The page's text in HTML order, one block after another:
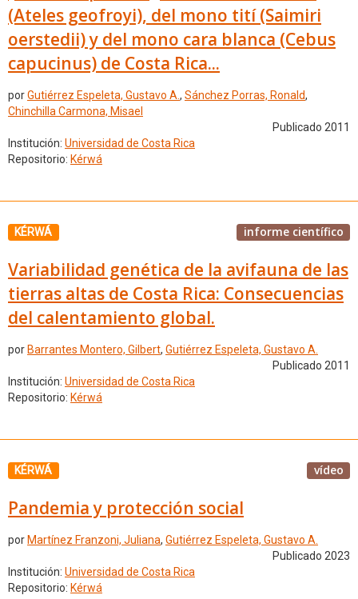
(Ateles geofroyi), del mono tití (Saimiri
oerstedii) y del mono cara blanca (Cebus
capucinus) de Costa Rica...
porGutiérrez Espeleta, Gustavo A., Sánchez Porras, Ronald,
Chinchilla Carmona, Misael
Publicado 2011
Institución: Universidad de Costa Rica
Repositorio: Kérwá
KÉRWÁ informe científico
Variabilidad genética de la avifauna de las
tierras altas de Costa Rica: Consecuencias
del calentamiento global.
por Barrantes Montero, Gilbert, Gutiérrez Espeleta, Gustavo A.
Publicado 2011
Institución: Universidad de Costa Rica
Repositorio: Kérwá
KÉRWÁ vídeo
Pandemia y protección social
por Martínez Franzoni, Juliana, Gutiérrez Espeleta, Gustavo A.
Publicado 2023
Institución: Universidad de Costa Rica
Repositorio: Kérwá